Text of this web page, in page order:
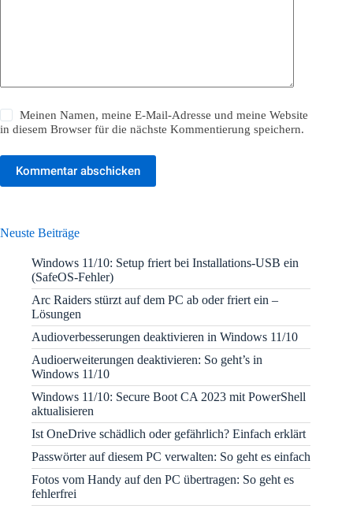
Meinen Namen, meine E-Mail-Adresse und meine Website
in diesem Browser für die nächste Kommentierung speichern.
Kommentar abschicken
Neuste Beiträge
Windows 11/10: Setup friert bei Installations-USB ein
(SafeOS-Fehler)
Arc Raiders stürzt auf dem PC ab oder friert ein –
Lösungen
Audioverbesserungen deaktivieren in Windows 11/10
Audioerweiterungen deaktivieren: So geht’s in
Windows 11/10
Windows 11/10: Secure Boot CA 2023 mit PowerShell
aktualisieren
Ist OneDrive schädlich oder gefährlich? Einfach erklärt
Passwörter auf diesem PC verwalten: So geht es einfach
Fotos vom Handy auf den PC übertragen: So geht es
fehlerfrei